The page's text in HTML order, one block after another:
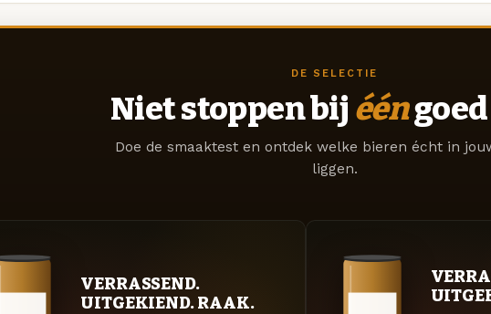
DE SELECTIE
Niet stoppen bij één
Doe de smaaktest en ontdek welke bieren écht in
liggen.
VERRASSEND.
UITGEKIEND. RAAK.